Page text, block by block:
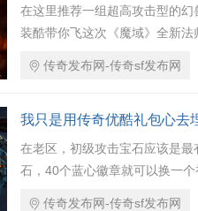
在这里推荐一组超高攻击型的
装酷带你飞这次《魔域》全新
传奇发布网-传奇sf发布网
我只是用传奇优酷礼包心去
在老区，初级攻击宝石应该是
石，40个蓝心徽章就可以换一
传奇发布网-传奇sf发布网